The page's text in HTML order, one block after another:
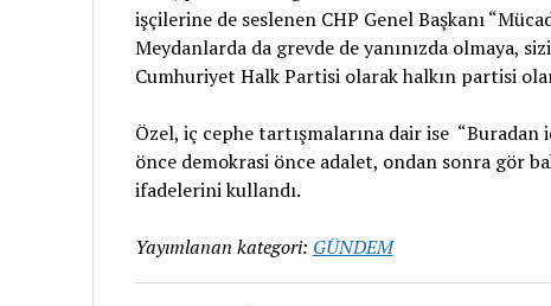
işçilerine de seslenen CHP Genel Başkanı
Meydanlarda da grevde de yanınızda olmaya,
Cumhuriyet Halk Partisi olarak halkın partisi
Özel, iç cephe tartışmalarına dair ise
önce demokrasi önce adalet, ondan sonra gör
ifadelerini kullandı.
Yayımlanan kategori: GÜNDEM